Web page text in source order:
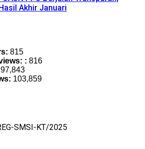
Akhir Januari
815
: 816
97,843
103,859
SMSI-KT/2025